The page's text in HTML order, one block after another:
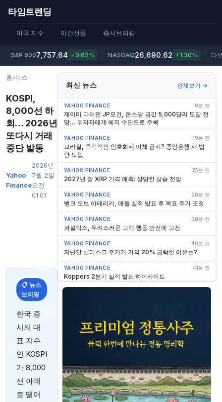
타임트렌딩
미국 지수 야간선물 증시브리핑
S&P 5007,757.64 +0.62% NASDAQ26,690.62 +1.30% 다
홈›뉴스
KOSPI,
8,000선 하
회… 2026년
또다시 거래
중단 발동
Yahoo
Finance
2026년
7월 2일
오전
01:01
📋 뉴스
브리핑
한국 증
시의 대
표 지수
인 KOSPI
가 8,000
선 아래
로 떨어
최신 뉴스 전체보기 →
YAHOO FINANCE 10분 전
제이미 다이먼 JP모건, 온스당 금값 5,000달러 도달 전
망… 투자자에게 헤지 수단으로 주목
YAHOO FINANCE 19분 전
브라질, 즉각적인 암호화폐 이체 금지? 중앙은행 새 법
안 도입
YAHOO FINANCE 25분 전
2027년 말 XRP 가격 예측: 상당한 상승 전망
YAHOO FINANCE 28분 전
뱅크 오브 아메리카, 애플 실적 발표 후 목표 주가 조정
YAHOO FINANCE 38분 전
퍼블릭스, 우려스러운 고객 행동 반전에 고전
YAHOO FINANCE 40분 전
지난달 샌디스크 주가가 거의 20% 급락한 이유는?
YAHOO FINANCE 41분 전
Koppers 2분기 실적 발표 하이라이트
구글 AI, 밈(meme)에 속아 Flock 카메라가 금 650달
러와 구리 23파운드를 보유하고 있다고 주장
YAHOO FINANCE
매수는 어느 자동차 주식인가?
YAHOO FINANCE 55분 전
AI 매출 급증 속 AMD 주가 하락 시 매수 기회인가?